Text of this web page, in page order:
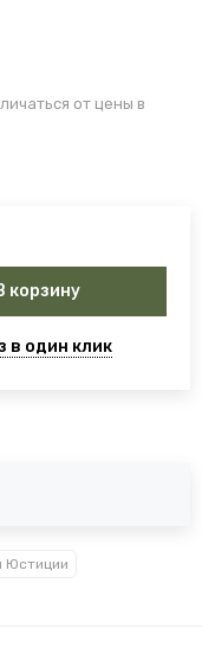
от цены в
корзину
в один клик
Юстиции